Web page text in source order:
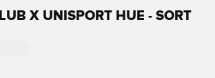
X UNISPORT HUE - SORT